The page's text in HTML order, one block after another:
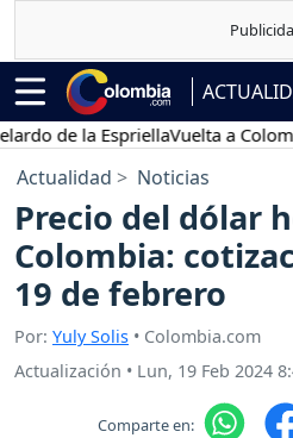
de la EspriellaVuelta a Colombia
Actualidad Noticias
Precio del dólar
Colombia:
19 de febrero
Por: Yuly Solis • Colombia.com
Actualización • Lun, 19 Feb 2024
Comparte en: